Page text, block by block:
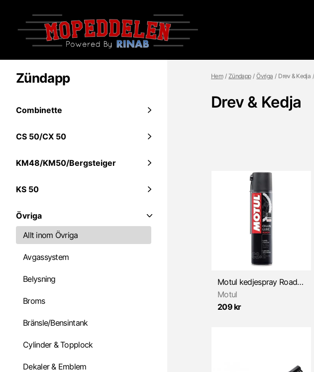
Zündapp
Combinette
CS 50/CX 50
KM48/KM50/Bergsteiger
KS 50
Övriga
Allt inom Övriga
Avgassystem
Belysning
Broms
Bränsle/Bensintank
Cylinder & Topplock
Dekaler & Emblem
Hem Zündapp Övriga Drev & Kedja
Drev & Kedja
Motul kedjespray Road+, 400ml
Motul
209 kr